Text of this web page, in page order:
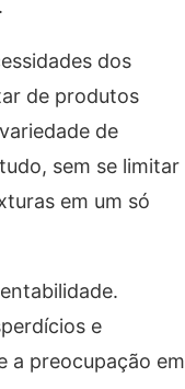
dos
de produtos
de
sem se limitar
em um só
e
a preocupação em